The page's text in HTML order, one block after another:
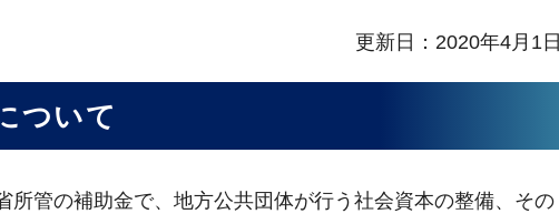
更新日：2020年4月1日
ついて
管の補助金で、地方公共団体が行う社会資本の整備、その